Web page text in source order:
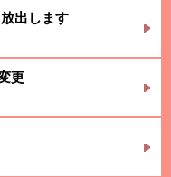
出します
更